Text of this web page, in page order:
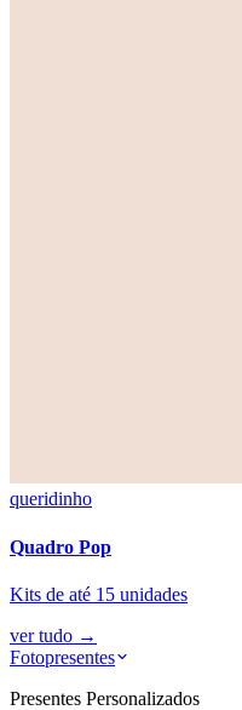
queridinho
Quadro Pop
Kits de até 15 unidades
ver tudo →
Fotopresentes
Presentes Personalizados